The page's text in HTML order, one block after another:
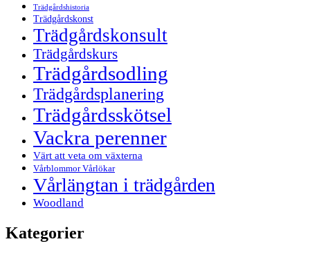
Trädgårdshistoria
Trädgårdskonst
Trädgårdskonsult
Trädgårdskurs
Trädgårdsodling
Trädgårdsplanering
Trädgårdsskötsel
Vackra perenner
Värt att veta om växterna
Vårblommor Vårlökar
Vårlängtan i trädgården
Woodland
Kategorier